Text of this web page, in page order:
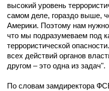
высокий уровень
самом деле, гораздо выше,
Америки. Поэтому нам нужно
что мы подразумеваем под
террористической
всех действий органов
другом – это одна из задач".
По словам замдиректора